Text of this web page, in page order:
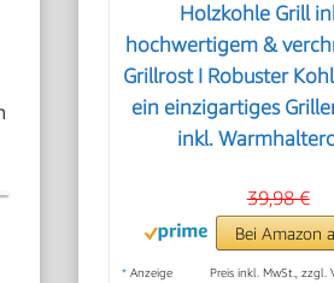
Holzkohle Grill
hochwertigem &
Grillrost I Robuster
ein einzigartiges
inkl.
39,98 €
Bei Amazon
* Anzeige Preis inkl. MwSt., zzgl.